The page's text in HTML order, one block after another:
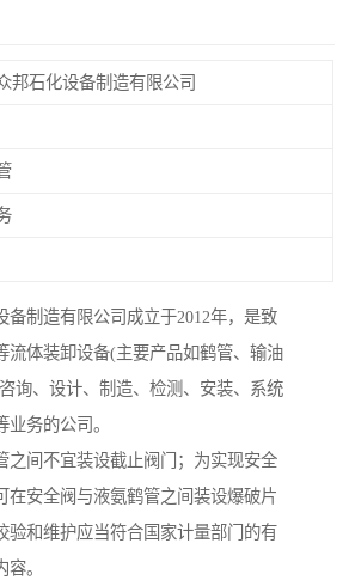
邦石化设备制造有限公司
备制造有限公司成立于2012年，是致
流体装卸设备(主要产品如鹤管、输油
询、设计、制造、检测、安装、系统
务的公司。
之间不宜装设截止阀门；为实现安全
在安全阀与液氨鹤管之间装设爆破片
验和维护应当符合国家计量部门的有
。